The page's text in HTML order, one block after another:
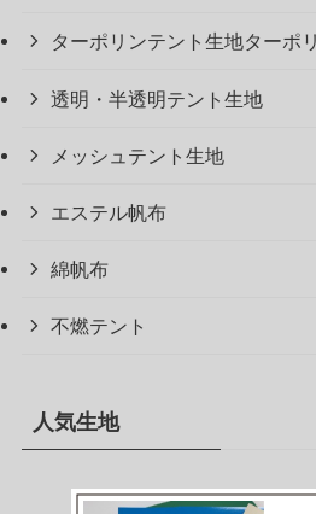
ターポリンテント生地ターポ
透明・半透明テント生地
メッシュテント生地
エステル帆布
綿帆布
不燃テント
人気生地